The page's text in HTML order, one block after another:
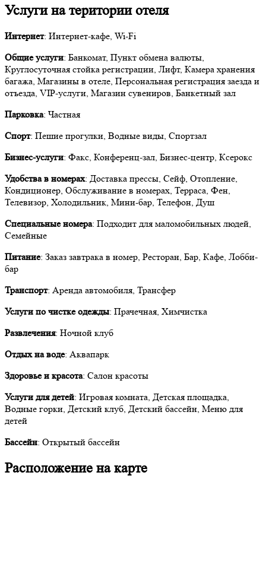
Услуги на територии отеля
Интернет: Интернет-кафе, Wi-Fi
Общие услуги: Банкомат, Пункт обмена валюты,
Круглосуточная стойка регистрации, Лифт, Камера хранения
багажа, Магазины в отеле, Персональная регистрация заезда и
отъезда, VIP-услуги, Магазин сувениров, Банкетный зал
Парковка: Частная
Спорт: Пешие прогулки, Водные виды, Спортзал
Бизнес-услуги: Факс, Конференц-зал, Бизнес-центр, Ксерокс
Удобства в номерах: Доставка прессы, Сейф, Отопление,
Кондиционер, Обслуживание в номерах, Терраса, Фен,
Телевизор, Холодильник, Мини-бар, Телефон, Душ
Специальные номера: Подходит для маломобильных людей,
Семейные
Питание: Заказ завтрака в номер, Ресторан, Бар, Кафе, Лобби-
бар
Транспорт: Аренда автомобиля, Трансфер
Услуги по чистке одежды: Прачечная, Химчистка
Развлечения: Ночной клуб
Отдых на воде: Аквапарк
Здоровье и красота: Салон красоты
Услуги для детей: Игровая комната, Детская площадка,
Водные горки, Детский клуб, Детский бассейн, Меню для
детей
Бассейн: Открытый бассейн
Расположение на карте